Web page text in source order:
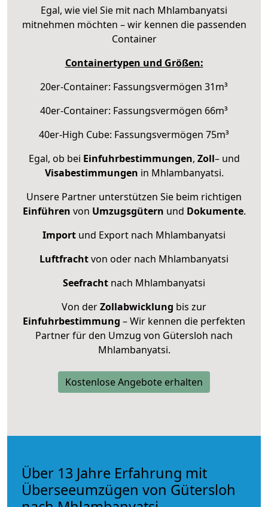
Egal, wie viel Sie mit nach Mhlambanyatsi
mitnehmen möchten – wir kennen die passenden
Container
Containertypen und Größen:
20er-Container: Fassungsvermögen 31m³
40er-Container: Fassungsvermögen 66m³
40er-High Cube: Fassungsvermögen 75m³
Egal, ob bei Einfuhrbestimmungen, Zoll– und
Visabestimmungen in Mhlambanyatsi.
Unsere Partner unterstützen Sie beim richtigen
Einführen von Umzugsgütern und Dokumente.
Import und Export nach Mhlambanyatsi
Luftfrachtvon oder nach Mhlambanyatsi
Seefracht nach Mhlambanyatsi
Von derZollabwicklung bis zur
Einfuhrbestimmung – Wir kennen die perfekten
Partner für den Umzug von Gütersloh nach
Mhlambanyatsi.
Kostenlose Angebote erhalten
Über 13 Jahre Erfahrung mit
Überseeumzügen von Gütersloh